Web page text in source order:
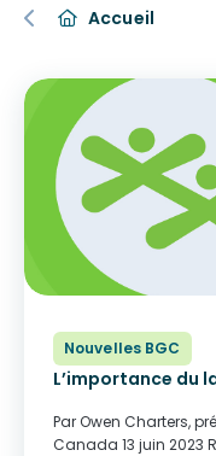
Accueil
Nouvelles BGC
L’importance du
Par Owen Charters,
Canada 13 juin 2023